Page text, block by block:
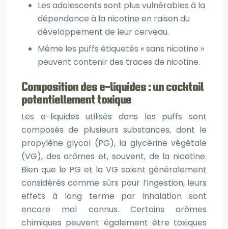
Les adolescents sont plus vulnérables à la
dépendance à la nicotine en raison du
développement de leur cerveau.
Même les puffs étiquetés « sans nicotine »
peuvent contenir des traces de nicotine.
Composition des e-liquides : un cocktail
potentiellement toxique
Les e-liquides utilisés dans les puffs sont
composés de plusieurs substances, dont le
propylène glycol (PG), la glycérine végétale
(VG), des arômes et, souvent, de la nicotine.
Bien que le PG et la VG soient généralement
considérés comme sûrs pour l’ingestion, leurs
effets à long terme par inhalation sont
encore mal connus. Certains arômes
chimiques peuvent également être toxiques